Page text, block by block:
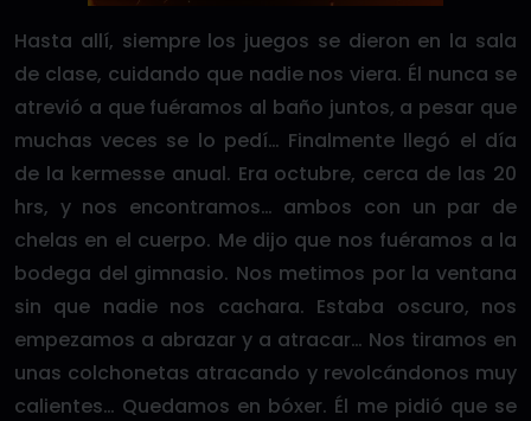
Hasta allí, siempre los juegos se dieron en la sala
de clase, cuidando que nadie nos viera. Él nunca se
atrevió a que fuéramos al baño juntos, a pesar que
muchas veces se lo pedí… Finalmente llegó el día
de la kermesse anual. Era octubre, cerca de las 20
hrs, y nos encontramos… ambos con un par de
chelas en el cuerpo. Me dijo que nos fuéramos a la
bodega del gimnasio. Nos metimos por la ventana
sin que nadie nos cachara. Estaba oscuro, nos
empezamos a abrazar y a atracar… Nos tiramos en
unas colchonetas atracando y revolcándonos muy
calientes… Quedamos en bóxer. Él me pidió que se